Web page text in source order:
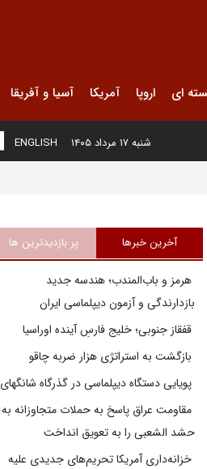
ای اروپا آمریکا آسیا و آفریقا
ENGLISH شنبه ۱۷ مرداد ۱۴۰۵
آخرین خبرها پر بازدیدترین ها
هرمز و باب‌المندب؛ هندسه جدید
بازدارندگی و آزمون دیپلماسی ایران
قفقاز جنوبی؛ خلیج فارسِ آینده اوراسیا
بازگشت به استراتژی هزار ضربه چاقو
پویایی دستگاه دیپلماسی در گذرگاه شانگهای
مقاومت عراق پاسخ به حملات متجاوزانه به
حشد الشعبی را به تعویق انداخت
خزانه‌داری آمریکا تحریم‌های جدیدی علیه